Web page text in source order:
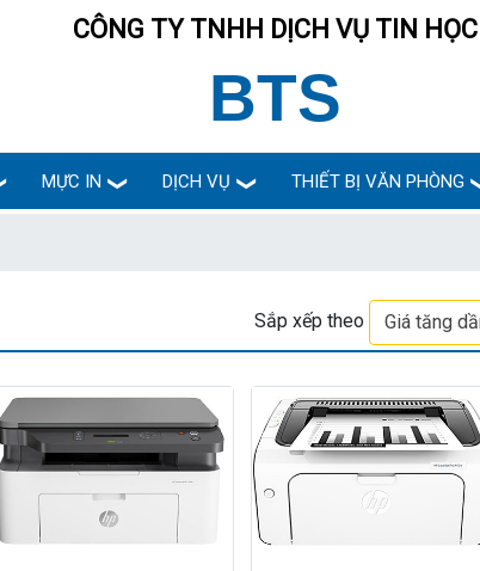
CÔNG TY TNHH DỊCH VỤ TIN HỌC
BTS
MỰC IN DỊCH VỤ THIẾT BỊ VĂN PHÒNG
Sắp xếp theo Giá tăng